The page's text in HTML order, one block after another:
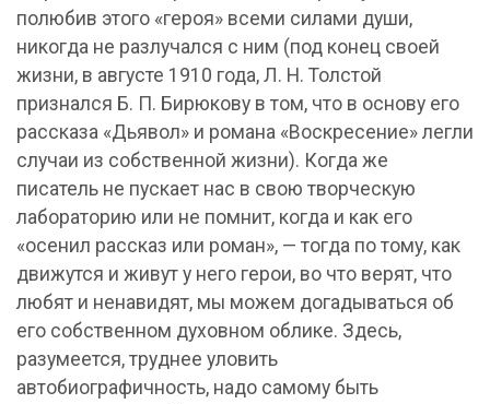
полюбив этого «героя» всеми силами души,
никогда не разлучался с ним (под конец своей
жизни, в августе 1910 года, Л. Н. Толстой
признался Б. П. Бирюкову в том, что в основу его
рассказа «Дьявол» и романа «Воскресение» легли
случаи из собственной жизни). Когда же
писатель не пускает нас в свою творческую
лабораторию или не помнит, когда и как его
«осенил рассказ или роман», — тогда по тому, как
движутся и живут у него герои, во что верят, что
любят и ненавидят, мы можем догадываться об
его собственном духовном облике. Здесь,
разумеется, труднее уловить
автобиографичность, надо самому быть